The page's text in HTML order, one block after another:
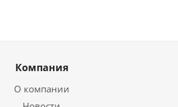
Компания
О компании